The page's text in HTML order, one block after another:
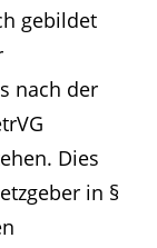
gebildet
nach der
Dies
in §